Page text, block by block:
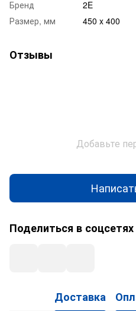
Бренд
2E
Размер, мм
450 x 400
Отзывы
Добавьте
Поделиться в соцсетях
Доставка